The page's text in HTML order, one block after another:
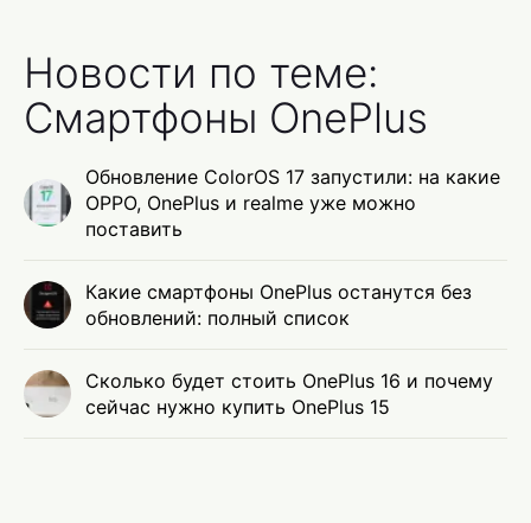
Новости по теме:
Смартфоны OnePlus
Обновление ColorOS 17 запустили: на какие
OPPO, OnePlus и realme уже можно
поставить
Какие смартфоны OnePlus останутся без
обновлений: полный список
Сколько будет стоить OnePlus 16 и почему
сейчас нужно купить OnePlus 15